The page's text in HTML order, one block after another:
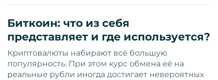
Биткоин: что из себя
представляет и где используется?
Криптовалюты набирают всё большую
популярность. При этом курс обмена её на
реальные рубли иногда достигает невероятных